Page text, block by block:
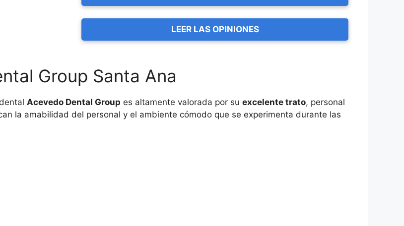
LEER LAS OPINIONES
Group Santa Ana
Acevedo Dental Group es altamente valorada por su excelente trato, personal
la amabilidad del personal y el ambiente cómodo que se experimenta durante las